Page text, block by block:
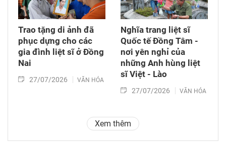
Trao tặng di ảnh đã
phục dựng cho các
gia đình liệt sĩ ở Đồng
Nai
27/07/2026 VĂN HÓA
Nghĩa trang liệt sĩ
Quốc tế Đồng Tâm -
nơi yên nghỉ của
những Anh hùng liệt
sĩ Việt - Lào
27/07/2026 VĂN HÓA
Xem thêm